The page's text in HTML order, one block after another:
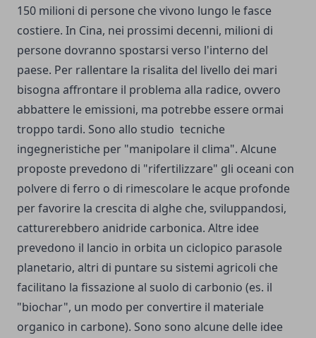
150 milioni di persone che vivono lungo le fasce
costiere. In Cina, nei prossimi decenni, milioni di
persone dovranno spostarsi verso l'interno del
paese. Per rallentare la risalita del livello dei mari
bisogna affrontare il problema alla radice, ovvero
abbattere le emissioni, ma potrebbe essere ormai
troppo tardi. Sono allo studio tecniche
ingegneristiche per "manipolare il clima". Alcune
proposte prevedono di "rifertilizzare" gli oceani con
polvere di ferro o di rimescolare le acque profonde
per favorire la crescita di alghe che, sviluppandosi,
catturerebbero anidride carbonica. Altre idee
prevedono il lancio in orbita un ciclopico parasole
planetario, altri di puntare su sistemi agricoli che
facilitano la fissazione al suolo di carbonio (es. il
"biochar", un modo per convertire il materiale
organico in carbone). Sono sono alcune delle idee